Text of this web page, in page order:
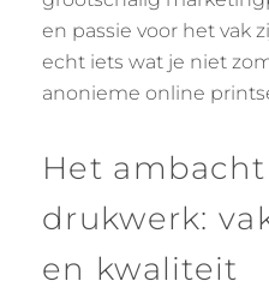
en passie voor het vak
echt iets wat je niet
anonieme online
Het ambacht
drukwerk:
en kwaliteit